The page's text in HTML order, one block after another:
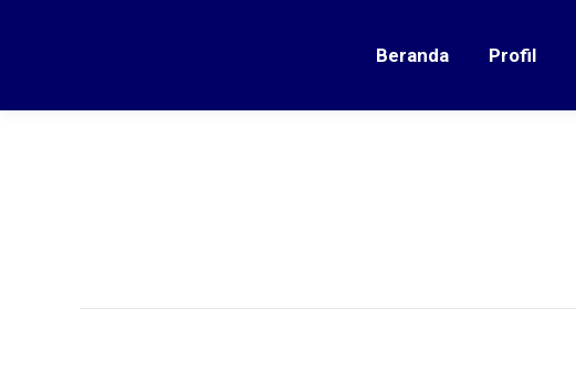
Beranda Profil